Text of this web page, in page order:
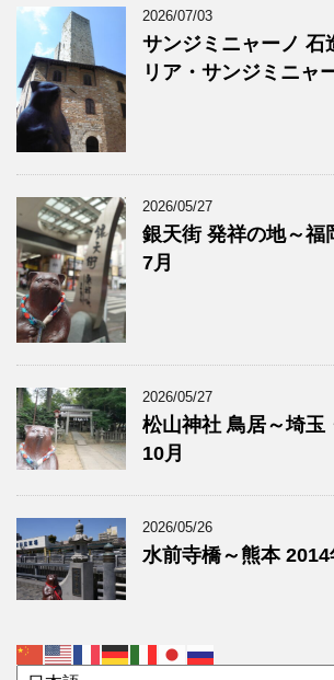
2026/07/03
サンジミニャーノ 石
リア・サンジミニャ
2026/05/27
銀天街 発祥の地～福
7月
2026/05/27
松山神社 鳥居～埼玉
10月
2026/05/26
水前寺橋～熊本 2014